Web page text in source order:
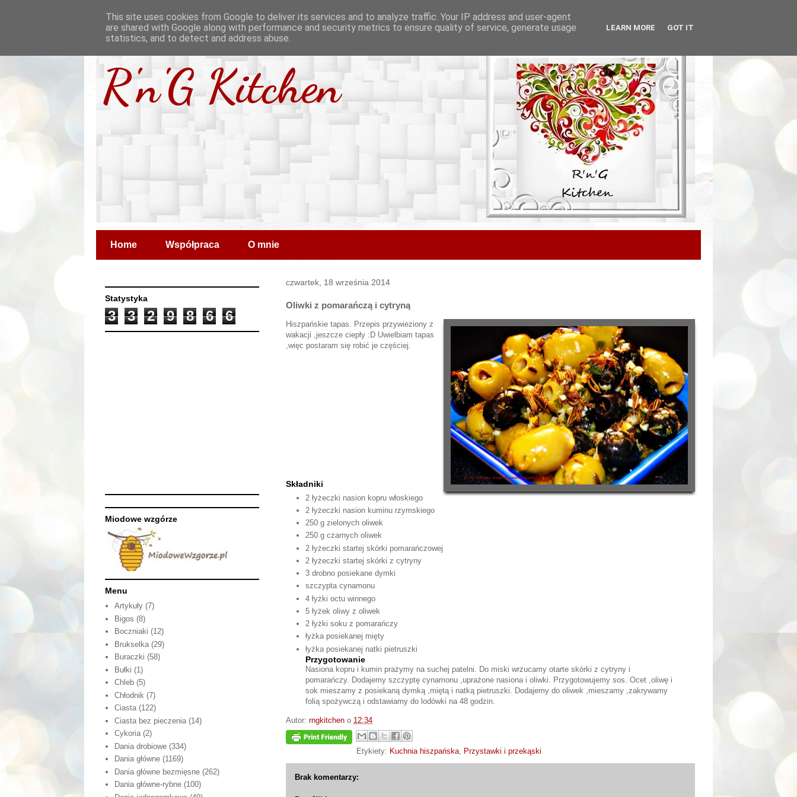
R'n'G Kitchen
Home Współpraca O mnie
czwartek, 18 września 2014
Oliwki z pomarańczą i cytryną
Hiszpańskie tapas. Przepis przywieziony z
wakacji ,jeszcze ciepły :D Uwielbiam tapas
,więc postaram się robić je częściej.
Składniki
2 łyżeczki nasion kopru włoskiego
2 łyżeczki nasion kuminu rzymskiego
250 g zielonych oliwek
250 g czarnych oliwek
2 łyżeczki startej skórki pomarańczowej
2 łyżeczki startej skórki z cytryny
3 drobno posiekane dymki
szczypta cynamonu
4 łyżki octu winnego
5 łyżek oliwy z oliwek
2 łyżki soku z pomarańczy
łyżka posiekanej mięty
łyżka posiekanej natki pietruszki
Przygotowanie
Nasiona kopru i kumin prażymy na suchej patelni. Do miski wrzucamy otarte skórki z cytryny i
pomarańczy. Dodajemy szczyptę cynamonu ,uprażone nasiona i oliwki. Przygotowujemy sos. Ocet ,oliwę i
sok mieszamy z posiekaną dymką ,miętą i natką pietruszki. Dodajemy do oliwek ,mieszamy ,zakrywamy
folią spożywczą i odstawiamy do lodówki na 48 godzin.
Autor: rngkitchen o 12:34
Etykiety: Kuchnia hiszpańska, Przystawki i przekąski
Brak komentarzy:
Statystyka
3 3 2 9 8 6 6
Miodowe wzgórze
Menu
Artykuły (7)
Bigos (8)
Boczniaki (12)
Brukselka (29)
Buraczki (58)
Bułki (1)
Chleb (5)
Chłodnik (7)
Ciasta (122)
Ciasta bez pieczenia (14)
Cykoria (2)
Dania drobiowe (334)
Dania główne (1169)
Dania główne bezmięsne (262)
Dania główne-rybne (100)
This site uses cookies from Google to deliver its services and to analyze traffic. Your IP address and user-agent
are shared with Google along with performance and security metrics to ensure quality of service, generate usage
statistics, and to detect and address abuse.
LEARN MORE GOT IT